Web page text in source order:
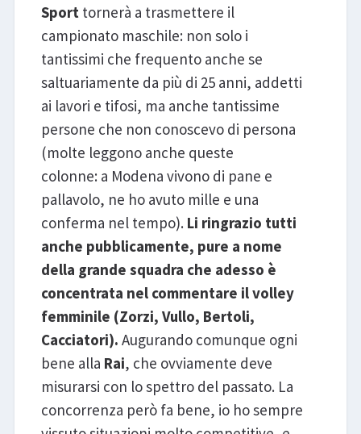
Sporttornerà a trasmettere il
campionato maschile: non solo i
tantissimi che frequento anche se
saltuariamente da più di 25 anni, addetti
ai lavori e tifosi, ma anche tantissime
persone che non conoscevo di persona
(molte leggono anche queste
colonne: a Modena vivono di pane e
pallavolo, ne ho avuto mille e una
conferma nel tempo).Li ringrazio tutti
anche pubblicamente, pure a nome
della grande squadra che adesso è
concentrata nel commentare il volley
femminile (Zorzi, Vullo, Bertoli,
Cacciatori). Augurando comunque ogni
bene alla Rai, che ovviamente deve
misurarsi con lo spettro del passato. La
concorrenza però fa bene, io ho sempre